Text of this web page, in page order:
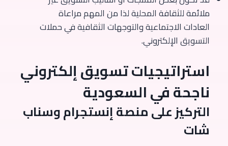
ملائمة للثقافة المحلية لذا من المهم مراعاة
العادات الاجتماعية والتوجهات الثقافية في حملات
التسويق الإلكتروني.
استراتيجيات تسويق إلكتروني
ناجحة في السعودية
التركيز على منصة إنستجرام وسناب
شات